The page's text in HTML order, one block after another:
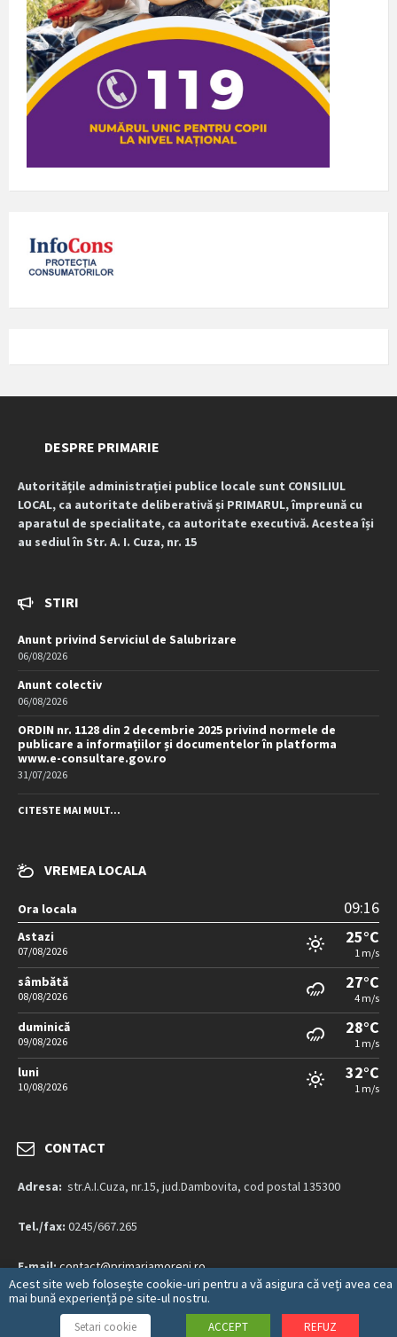
DESPRE PRIMARIE
Autoritățile administrației publice locale sunt CONSILIUL
LOCAL, ca autoritate deliberativă și PRIMARUL, împreună cu
aparatul de specialitate, ca autoritate executivă. Acestea își
au sediul în Str. A. I. Cuza, nr. 15
STIRI
Anunt privind Serviciul de Salubrizare
06/08/2026
Anunt colectiv
06/08/2026
ORDIN nr. 1128 din 2 decembrie 2025 privind normele de
publicare a informațiilor și documentelor în platforma
www.e-consultare.gov.ro
31/07/2026
CITESTE MAI MULT...
VREMEA LOCALA
Ora locala 09:16
Astazi
07/08/2026
25°C
1 m/s
sâmbătă
08/08/2026
27°C
4 m/s
duminică
09/08/2026
28°C
1 m/s
luni
10/08/2026
32°C
1 m/s
CONTACT
Adresa: str.A.I.Cuza, nr.15, jud.Dambovita, cod postal 135300
Tel./fax: 0245/667.265
E-mail:contact@primariamoreni.ro
Mai multe detalii…
Acest site web folosește cookie-uri pentru a vă asigura că veți avea cea
mai bună experiență pe site-ul nostru.
Setari cookie ACCEPT REFUZ